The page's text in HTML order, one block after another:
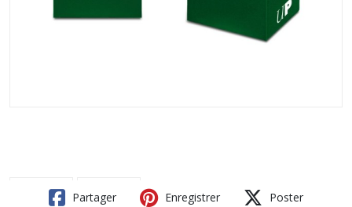
Partager Enregistrer Poster